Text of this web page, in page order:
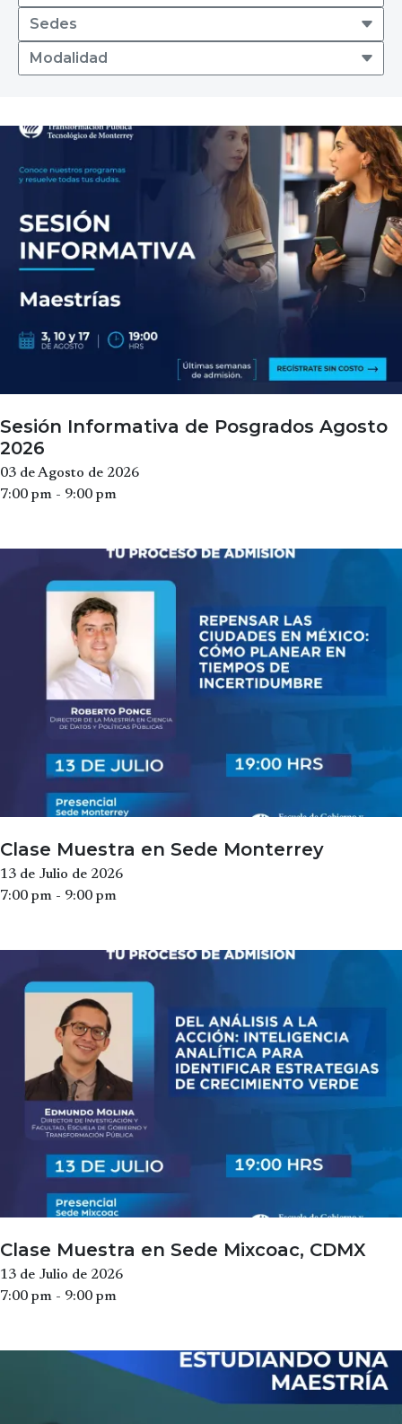
Sedes
Sedes
Modalidad
Modalidad
Sesión Informativa de Posgrados Agosto
2026
03 de Agosto de 2026
7:00 pm - 9:00 pm
Clase Muestra en Sede Monterrey
13 de Julio de 2026
7:00 pm - 9:00 pm
Clase Muestra en Sede Mixcoac, CDMX
13 de Julio de 2026
7:00 pm - 9:00 pm